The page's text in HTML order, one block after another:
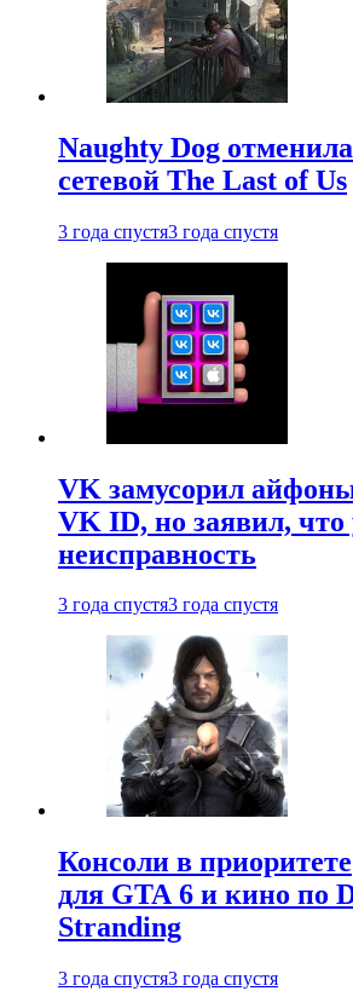
Naughty Dog
сетевой The Last of Us
3 года спустя3 года спустя
VK замусорил
VK ID, но заявил, что
неисправность
3 года спустя3 года спустя
Консоли в приоритете
для GTA 6 и кино по
Stranding
3 года спустя3 года спустя